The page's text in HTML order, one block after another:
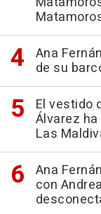
Ana
de su
El vestido
Álvarez
Las
Ana
con